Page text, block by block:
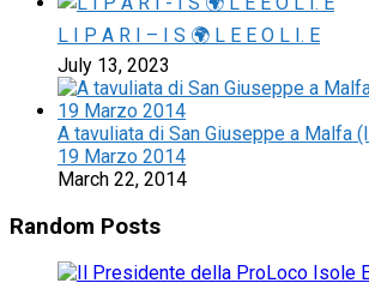
L I P A R I – I S 🌍 L E E O L I. E
July 13, 2023
A tavuliata di San Giuseppe a Malfa
19 Marzo 2014
March 22, 2014
Random Posts